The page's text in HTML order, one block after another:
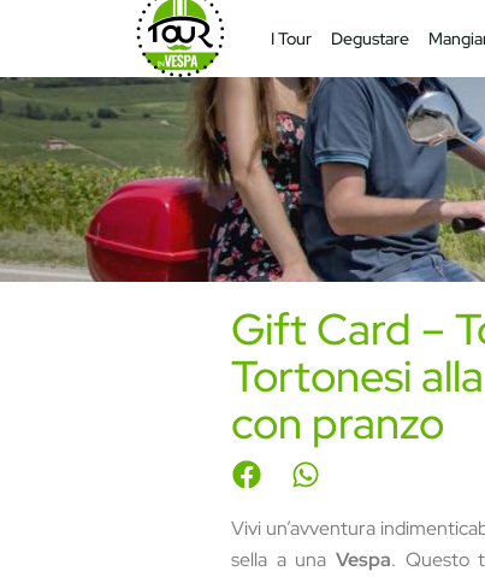
I Tour Degustare
Gift Card –
Tortonesi
con pranzo
Vivi un’avventura
sella a una Vespa. Questo